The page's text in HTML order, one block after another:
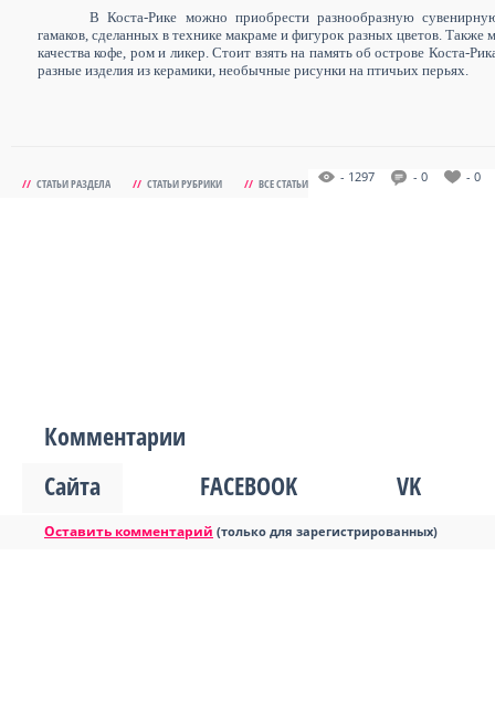
В Коста-Рике можно приобрести разнообразную
гамаков, сделанных в технике макраме и фигурок разных цветов.
качества кофе, ром и ликер. Стоит взять на память об острове Коста-
разные изделия из керамики, необычные рисунки на птичьих перьях.
// СТАТЬИ РАЗДЕЛА // СТАТЬИ РУБРИКИ // ВСЕ СТАТЬИ - 1297 - 0 - 0
Комментарии
Сайта
FACEBOOK VK
Оставить комментарий (только для зарегистрированных)